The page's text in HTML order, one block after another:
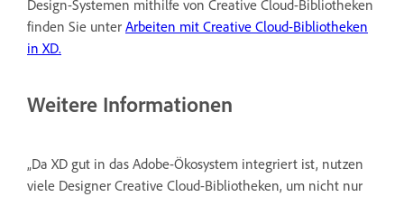
Design-Systemen mithilfe von Creative Cloud-Bibliotheken
finden Sie unter Arbeiten mit Creative Cloud-Bibliotheken
in XD.
Weitere Informationen
„Da XD gut in das Adobe-Ökosystem integriert ist, nutzen
viele Designer Creative Cloud-Bibliotheken, um nicht nur